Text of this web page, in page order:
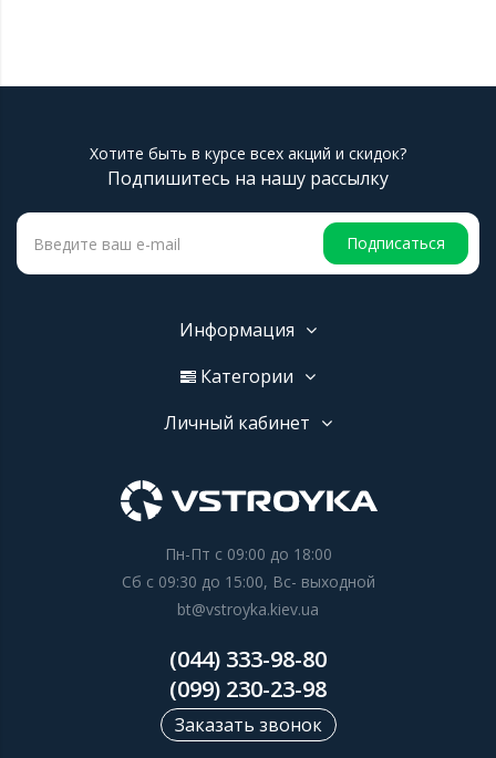
Хотите быть в курсе всех акций и скидок?
Подпишитесь на нашу рассылку
Подписаться
Информация
Категории
Личный кабинет
Пн-Пт с 09:00 до 18:00
Сб с 09:30 до 15:00, Вс- выходной
bt@vstroyka.kiev.ua
(044) 333-98-80
(099) 230-23-98
Заказать звонок